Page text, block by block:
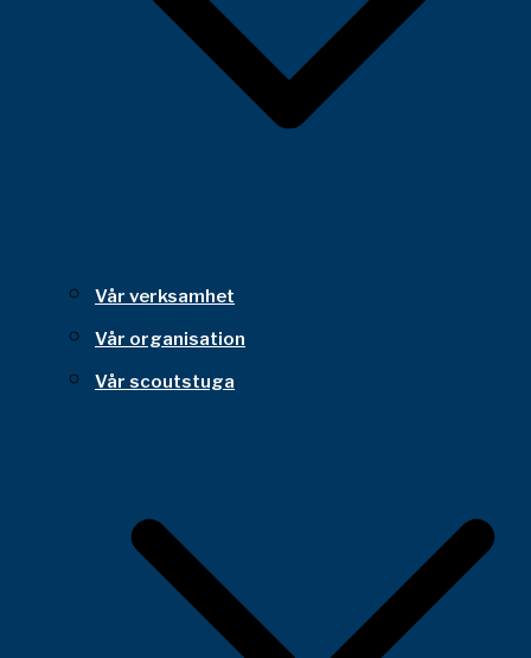
Vår verksamhet
Vår organisation
Vår scoutstuga